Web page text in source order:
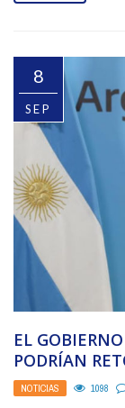
8
SEP
EL
PODRÍAN
NOTICIAS 1098